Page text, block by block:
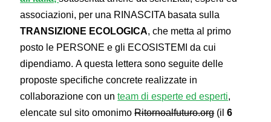
associazioni, per una RINASCITA basata sulla
TRANSIZIONE ECOLOGICA, che metta al primo
posto le PERSONE e gli ECOSISTEMI da cui
dipendiamo. A questa lettera sono seguite delle
proposte specifiche concrete realizzate in
collaborazione con unteam di esperte ed esperti,
elencate sul sito omonimoRitornoalfuturo.org(il6